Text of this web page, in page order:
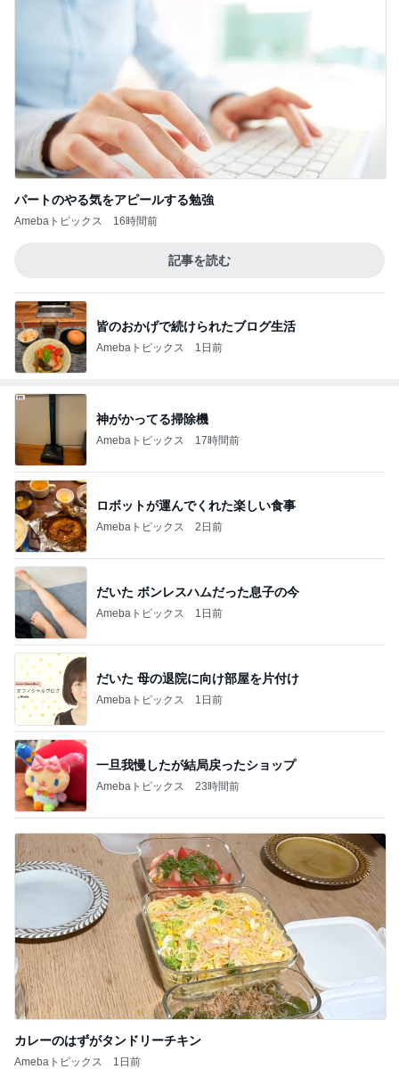
パートのやる気をアピールする勉強
Amebaトピックス 16時間前
記事を読む
皆のおかげで続けられたブログ生活
Amebaトピックス 1日前
神がかってる掃除機
Amebaトピックス 17時間前
ロボットが運んでくれた楽しい食事
Amebaトピックス 2日前
だいた ボンレスハムだった息子の今
Amebaトピックス 1日前
だいた 母の退院に向け部屋を片付け
Amebaトピックス 1日前
一旦我慢したが結局戻ったショップ
Amebaトピックス 23時間前
カレーのはずがタンドリーチキン
Amebaトピックス 1日前